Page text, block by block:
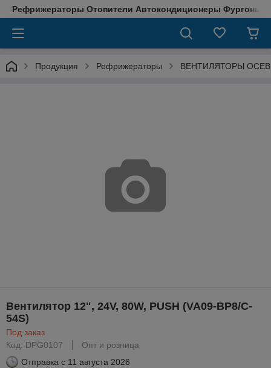
Рефрижераторы Отопители Автокондиционеры Фургоны
Продукция Рефрижераторы ВЕНТИЛЯТОРЫ
Вентилятор 12", 24V, 80W, PUSH (VA09-BP8/C-
54S)
Под заказ
Код: DPG0107
Опт и розница
Отправка с 11 августа 2026